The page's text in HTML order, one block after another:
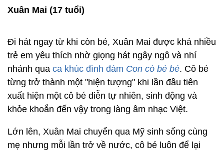
Xuân Mai (17 tuổi)
Đi hát ngay từ khi còn bé, Xuân Mai được khá nhiều
trẻ em yêu thích nhờ giọng hát ngây ngô và nhí
nhảnh qua ca khúc đình đám Con cò bé bé. Cô bé
từng trở thành một "hiện tượng" khi lần đầu tiên
xuất hiện một cô bé diễn tự nhiên, sinh động và
khỏe khoắn đến vậy trong làng âm nhạc Việt.
Lớn lên, Xuân Mai chuyển qua Mỹ sinh sống cùng
mẹ nhưng mỗi lần trở về nước, cô bé luôn để lại